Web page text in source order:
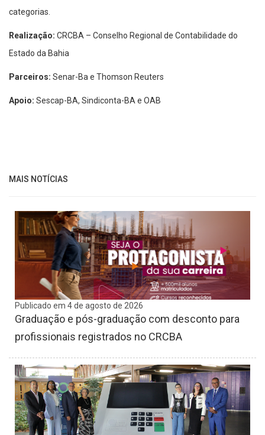
categorias.
Realização: CRCBA – Conselho Regional de Contabilidade do
Estado da Bahia
Parceiros: Senar-Ba e Thomson Reuters
Apoio: Sescap-BA, Sindiconta-BA e OAB
MAIS NOTÍCIAS
Publicado em 4 de agosto de 2026
Graduação e pós-graduação com desconto para
profissionais registrados no CRCBA